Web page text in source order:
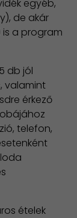
egyéb,
de akár
a program
db jól
valamint
érkező
telefon,
ételek